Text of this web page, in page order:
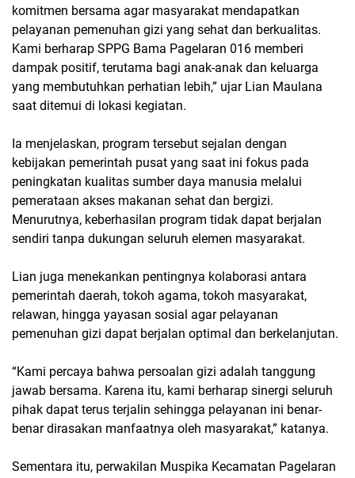
komitmen bersama agar masyarakat mendapatkan
pelayanan pemenuhan gizi yang sehat dan berkualitas.
Kami berharap SPPG Bama Pagelaran 016 memberi
dampak positif, terutama bagi anak-anak dan keluarga
yang membutuhkan perhatian lebih,” ujar Lian Maulana
saat ditemui di lokasi kegiatan.
Ia menjelaskan, program tersebut sejalan dengan
kebijakan pemerintah pusat yang saat ini fokus pada
peningkatan kualitas sumber daya manusia melalui
pemerataan akses makanan sehat dan bergizi.
Menurutnya, keberhasilan program tidak dapat berjalan
sendiri tanpa dukungan seluruh elemen masyarakat.
Lian juga menekankan pentingnya kolaborasi antara
pemerintah daerah, tokoh agama, tokoh masyarakat,
relawan, hingga yayasan sosial agar pelayanan
pemenuhan gizi dapat berjalan optimal dan berkelanjutan.
“Kami percaya bahwa persoalan gizi adalah tanggung
jawab bersama. Karena itu, kami berharap sinergi seluruh
pihak dapat terus terjalin sehingga pelayanan ini benar-
benar dirasakan manfaatnya oleh masyarakat,” katanya.
Sementara itu, perwakilan Muspika Kecamatan Pagelaran